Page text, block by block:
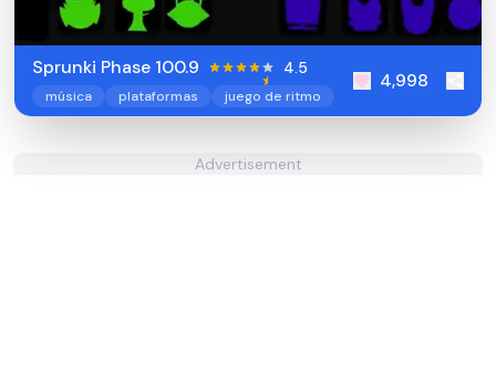
Sprunki Phase 100.9 4.5
música plataformas juego de ritmo
4,998
Advertisement